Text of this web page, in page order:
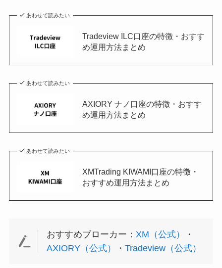
あわせて読みたい
Tradeview ILC口座の特徴・おすす
め運用方法まとめ
あわせて読みたい
AXIORY ナノ口座の特徴・おすす
め運用方法まとめ
あわせて読みたい
XMTrading KIWAMI口座の特徴・
おすすめ運用方法まとめ
おすすめブローカー： XM（公式）
・
AXIORY（公式）
・Tradeview（公式）